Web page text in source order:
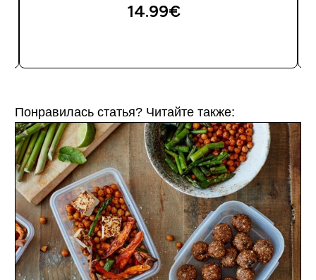
14.99€‎
Понравилась статья? Читайте также: